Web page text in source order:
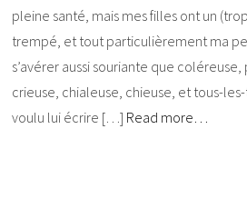
pleine santé, mais mes filles ont un
trempé, et tout particulièrement ma
s’avérer aussi souriante que
crieuse, chialeuse, chieuse, et tous-
voulu lui écrire […] Read more…